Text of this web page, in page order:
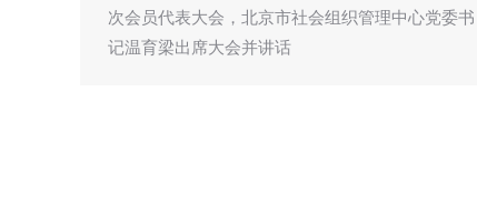
次会员代表大会，北京市社会组织管理中心党委书
记温育梁出席大会并讲话